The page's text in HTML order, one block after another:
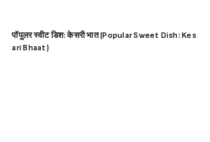
पॉपुलर स्वीट डिश: केसरी भात (Popular Sweet Dish: Kes
ari Bhaat)